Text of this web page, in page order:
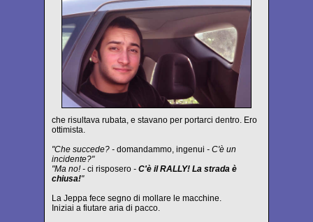
che risultava rubata, e stavano per portarci dentro. Ero
ottimista.
"Che succede? - domandammo, ingenui - C'è un
incidente?"
"Ma no! - ci risposero - C'è il RALLY! La strada è
chiusa!"
La Jeppa fece segno di mollare le macchine.
Iniziai a fiutare aria di pacco.